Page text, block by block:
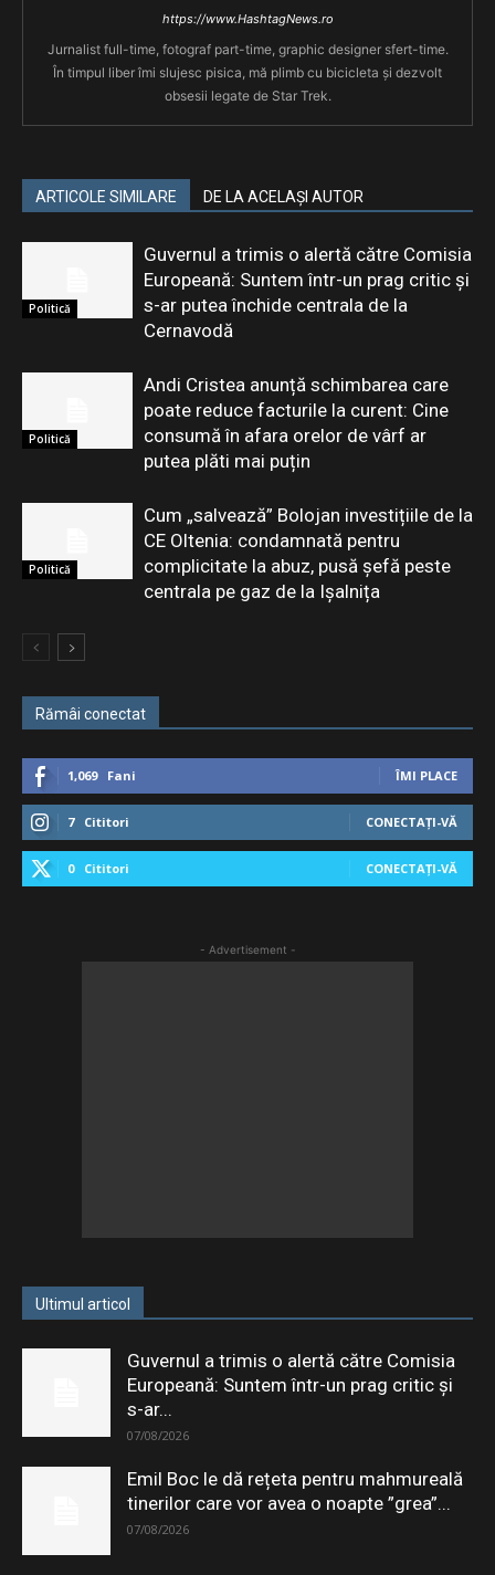
https://www.HashtagNews.ro
Jurnalist full-time, fotograf part-time, graphic designer sfert-time.
În timpul liber îmi slujesc pisica, mă plimb cu bicicleta și dezvolt
obsesii legate de Star Trek.
ARTICOLE SIMILARE DE LA ACELAȘI AUTOR
Politică
Guvernul a trimis o alertă către Comisia
Europeană: Suntem într-un prag critic și
s-ar putea închide centrala de la
Cernavodă
Politică
Andi Cristea anunță schimbarea care
poate reduce facturile la curent: Cine
consumă în afara orelor de vârf ar
putea plăti mai puțin
Politică
Cum „salvează” Bolojan investițiile de la
CE Oltenia: condamnată pentru
complicitate la abuz, pusă șefă peste
centrala pe gaz de la Ișalnița
Rămâi conectat
1,069 Fani ÎMI PLACE
7 Cititori CONECTAȚI-VĂ
0 Cititori CONECTAȚI-VĂ
- Advertisement -
Ultimul articol
Guvernul a trimis o alertă către Comisia
Europeană: Suntem într-un prag critic și
s-ar...
07/08/2026
Emil Boc le dă rețeta pentru mahmureală
tinerilor care vor avea o noapte ”grea”...
07/08/2026